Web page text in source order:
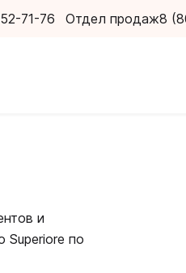
71-76 Отдел продаж8
и
Superiore по